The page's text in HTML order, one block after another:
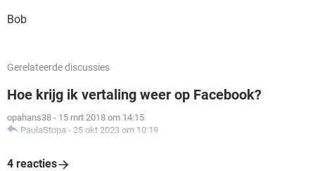
Bob
Gerelateerde discussies
Hoe krijg ik vertaling weer op Facebook?
opahans38 - 15 mrt 2018 om 14:15
PaulaStopa - 25 okt 2023 om 10:19
4 reacties